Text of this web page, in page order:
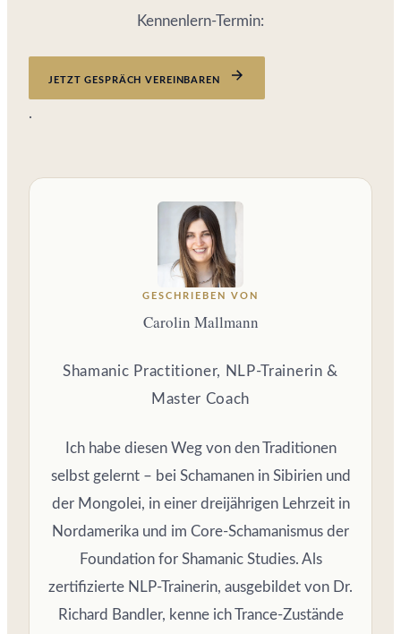
Kennenlern-Termin:
JETZT GESPRÄCH VEREINBAREN
.
GESCHRIEBEN VON
Carolin Mallmann
Shamanic Practitioner, NLP-Trainerin &
Master Coach
Ich habe diesen Weg von den Traditionen
selbst gelernt – bei Schamanen in Sibirien und
der Mongolei, in einer dreijährigen Lehrzeit in
Nordamerika und im Core-Schamanismus der
Foundation for Shamanic Studies. Als
zertifizierte NLP-Trainerin, ausgebildet von Dr.
Richard Bandler, kenne ich Trance-Zustände